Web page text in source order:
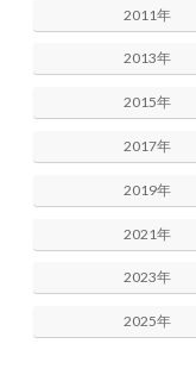
2011年
2013年
2015年
2017年
2019年
2021年
2023年
2025年